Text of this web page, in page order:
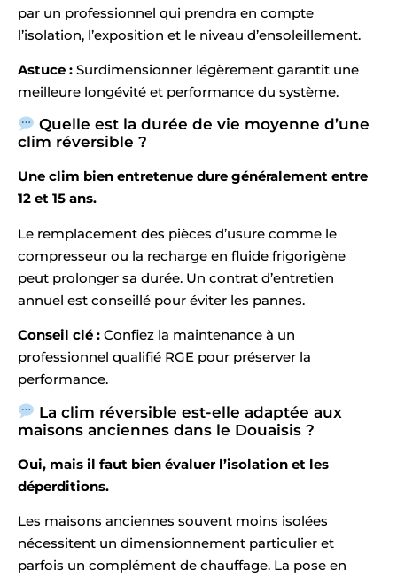
par un professionnel qui prendra en compte
l’isolation, l’exposition et le niveau d’ensoleillement.
Astuce : Surdimensionner légèrement garantit une
meilleure longévité et performance du système.
Quelle est la durée de vie moyenne d’une
clim réversible ?
Une clim bien entretenue dure généralement entre
12 et 15 ans.
Le remplacement des pièces d’usure comme le
compresseur ou la recharge en fluide frigorigène
peut prolonger sa durée. Un contrat d’entretien
annuel est conseillé pour éviter les pannes.
Conseil clé : Confiez la maintenance à un
professionnel qualifié RGE pour préserver la
performance.
La clim réversible est-elle adaptée aux
maisons anciennes dans le Douaisis ?
Oui, mais il faut bien évaluer l’isolation et les
déperditions.
Les maisons anciennes souvent moins isolées
nécessitent un dimensionnement particulier et
parfois un complément de chauffage. La pose en